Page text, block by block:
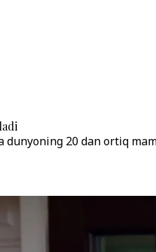
dunyoning 20 dan ortiq